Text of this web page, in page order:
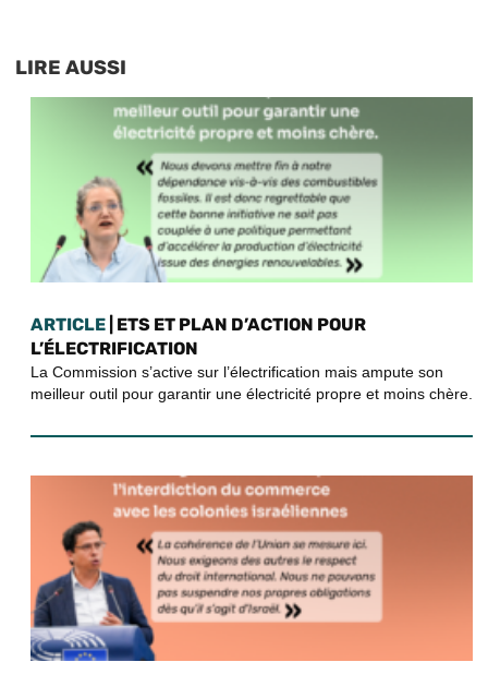
LIRE AUSSI
ARTICLE | ETS ET PLAN D’ACTION POUR
L’ÉLECTRIFICATION
La Commission s’active sur l’électrification mais ampute son
meilleur outil pour garantir une électricité propre et moins chère.